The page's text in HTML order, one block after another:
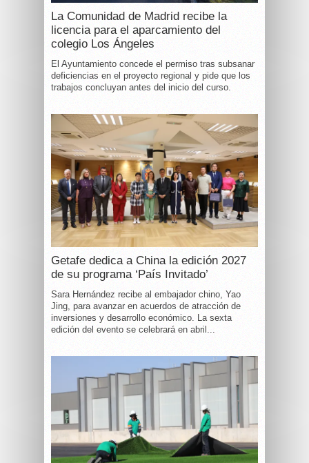
La Comunidad de Madrid recibe la
licencia para el aparcamiento del
colegio Los Ángeles
El Ayuntamiento concede el permiso tras subsanar
deficiencias en el proyecto regional y pide que los
trabajos concluyan antes del inicio del curso.
Getafe dedica a China la edición 2027
de su programa ‘País Invitado’
Sara Hernández recibe al embajador chino, Yao
Jing, para avanzar en acuerdos de atracción de
inversiones y desarrollo económico. La sexta
edición del evento se celebrará en abril...